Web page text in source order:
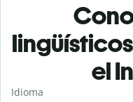
el
Idioma